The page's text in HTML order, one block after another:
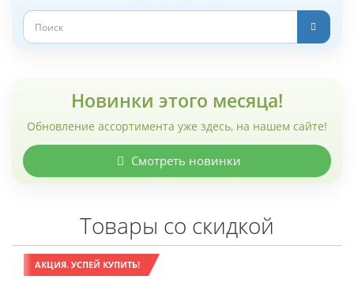
Новинки этого месяца!
Обновление ассортимента уже здесь, на нашем сайте!
Смотреть новинки
Товары со скидкой
АКЦИЯ. УСПЕЙ КУПИТЬ!